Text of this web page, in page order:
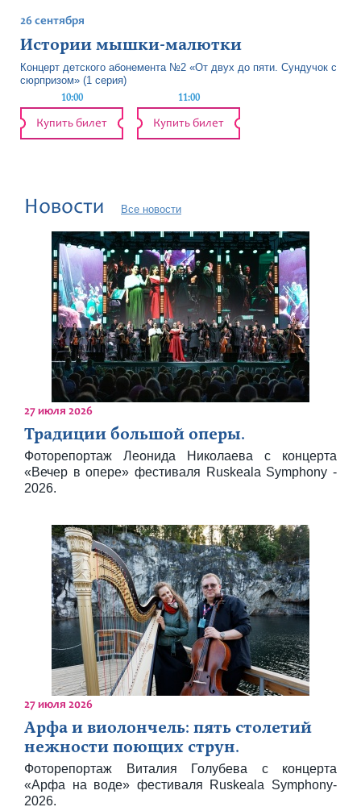
26 сентября
Истории мышки-малютки
Концерт детского абонемента №2 «От двух до пяти. Сундучок с
сюрпризом» (1 серия)
10:00
Купить билет
11:00
Купить билет
Новости Все новости
27 июля 2026
Традиции большой оперы.
Фоторепортаж Леонида Николаева с концерта
«Вечер в опере» фестиваля Ruskeala Symphony -
2026.
27 июля 2026
Арфа и виолончель: пять столетий
нежности поющих струн.
Фоторепортаж Виталия Голубева с концерта
«Арфа на воде» фестиваля Ruskeala Symphony-
2026.